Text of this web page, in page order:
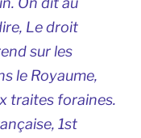
Le droit
sur les
le Royaume,
traites foraines.
, 1st